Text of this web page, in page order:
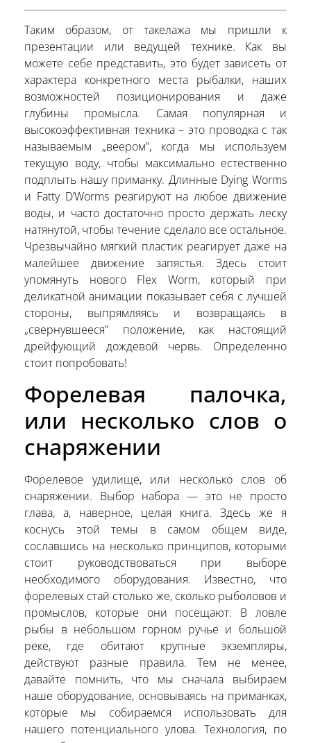
Таким образом, от такелажа мы пришли к
презентации или ведущей технике. Как вы
можете себе представить, это будет зависеть от
характера конкретного места рыбалки, наших
возможностей позиционирования и даже
глубины промысла. Самая популярная и
высокоэффективная техника – это проводка с так
называемым „веером”, когда мы используем
текущую воду, чтобы максимально естественно
подплыть нашу приманку. Длинные Dying Worms
и Fatty D’Worms реагируют на любое движение
воды, и часто достаточно просто держать леску
натянутой, чтобы течение сделало все остальное.
Чрезвычайно мягкий пластик реагирует даже на
малейшее движение запястья. Здесь стоит
упомянуть нового Flex Worm, который при
деликатной анимации показывает себя с лучшей
стороны, выпрямляясь и возвращаясь в
„свернувшееся” положение, как настоящий
дрейфующий дождевой червь. Определенно
стоит попробовать!
Форелевая палочка,
или несколько слов о
снаряжении
Форелевое удилище, или несколько слов об
снаряжении. Выбор набора — это не просто
глава, а, наверное, целая книга. Здесь же я
коснусь этой темы в самом общем виде,
сославшись на несколько принципов, которыми
стоит руководствоваться при выборе
необходимого оборудования. Известно, что
форелевых стай столько же, сколько рыболовов и
промыслов, которые они посещают. В ловле
рыбы в небольшом горном ручье и большой
реке, где обитают крупные экземпляры,
действуют разные правила. Тем не менее,
давайте помнить, что мы сначала выбираем
наше оборудование, основываясь на приманках,
которые мы собираемся использовать для
нашего потенциального улова. Технология, по